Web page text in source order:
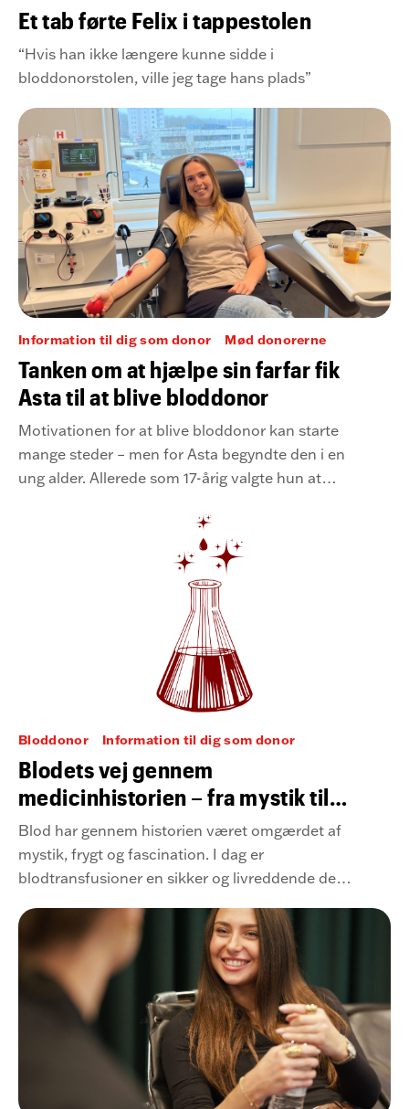
Et tab førte Felix i tappestolen
“Hvis han ikke længere kunne sidde i
bloddonorstolen, ville jeg tage hans plads”
Information til dig som donor Mød donorerne
Tanken om at hjælpe sin farfar fik
Asta til at blive bloddonor
Motivationen for at blive bloddonor kan starte
mange steder – men for Asta begyndte den i en
ung alder. Allerede som 17-årig valgte hun at
hjælpe sin farfar, der lever med lav blodprocent.
Bloddonor Information til dig som donor
Blodets vej gennem
medicinhistorien – fra mystik til
moderne mirakel
Blod har gennem historien været omgærdet af
mystik, frygt og fascination. I dag er
blodtransfusioner en sikker og livreddende del
været lang, farlig og fuld af dramatiske
gennembrud.